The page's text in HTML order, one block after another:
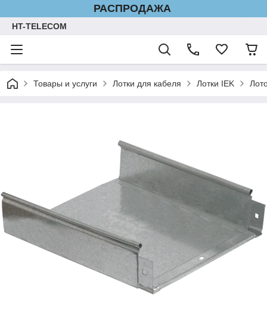
РАСПРОДАЖА
HT-TELECOM
Товары и услуги Лотки для кабеля Лотки IEK